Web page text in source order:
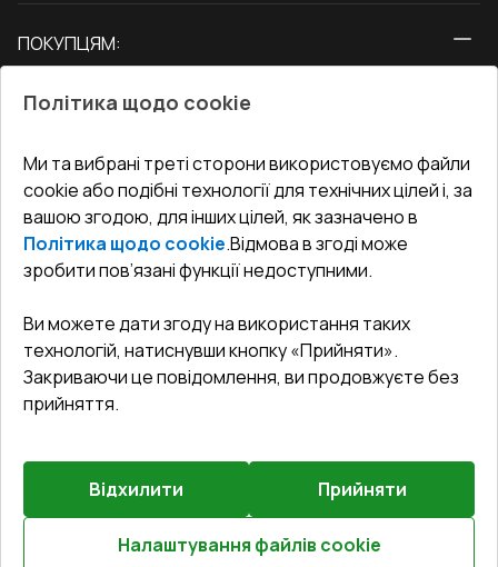
Двері
ПОКУПЦЯМ:
Блог
Адреса гіпермаркета
Як правильно заміряти вікна
СЕРВІС ТА ОБЛУГОВУВАННЯ:
Доставка і Оплата
Гарантія та Сервіс
Повернення товару
Договір публічної оферти
КОНТАКТИ
Офіс:Україна, м. Вінниця, вул. Келецька 60 кв. 61
undefined(undefined)
©2026 Всі права захищені.
Сайт створено на платформіVitrager.com.
Повідомити про проблему?
Політика щодо cookie
Ми та вибрані треті сторони використовуємо файли
cookie або подібні технології для технічних цілей і, за
вашою згодою, для інших цілей, як зазначено в
Політика щодо cookie.Відмова в згоді може
зробити пов’язані функції недоступними.
Ви можете дати згоду на використання таких
технологій, натиснувши кнопку «Прийняти».
Закриваючи це повідомлення, ви продовжуєте без
прийняття.
Відхилити Прийняти
Налаштування файлів cookie